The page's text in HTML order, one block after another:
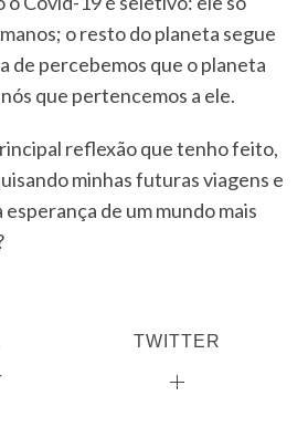
o resto do planeta segue
de percebemos que o planeta
que pertencemos a ele.
reflexão que tenho feito,
minhas futuras viagens e
de um mundo mais
TWITTER